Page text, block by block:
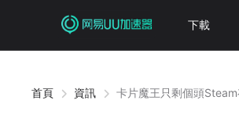
下載
首頁 資訊 卡片魔王只剩個頭